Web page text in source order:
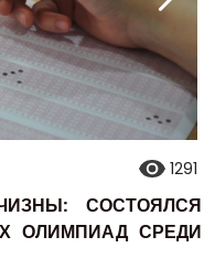
1291
СОСТОЯЛСЯ
ОЛИМПИАД СРЕДИ